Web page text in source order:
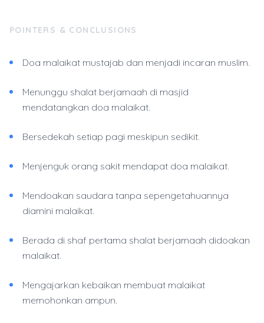
POINTERS & CONCLUSIONS
Doa malaikat mustajab dan menjadi incaran muslim.
Menunggu shalat berjamaah di masjid
mendatangkan doa malaikat.
Bersedekah setiap pagi meskipun sedikit.
Menjenguk orang sakit mendapat doa malaikat.
Mendoakan saudara tanpa sepengetahuannya
diamini malaikat.
Berada di shaf pertama shalat berjamaah didoakan
malaikat.
Mengajarkan kebaikan membuat malaikat
memohonkan ampun.